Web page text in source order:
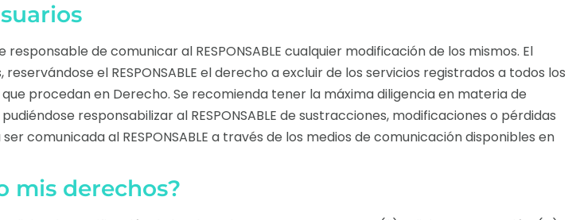
de comunicar al RESPONSABLE cualquier modificación de los mismos. El
el RESPONSABLE el derecho a excluir de los servicios registrados a todos los
procedan en Derecho. Se recomienda tener la máxima diligencia en materia de
responsabilizar al RESPONSABLE de sustracciones, modificaciones o pérdidas
comunicada al RESPONSABLE a través de los medios de comunicación disponibles en
mis derechos?